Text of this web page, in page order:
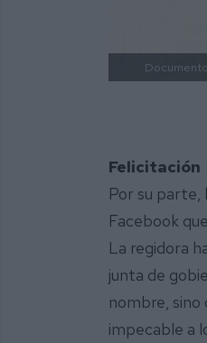
Felicitación
Por su parte,
Facebook
La regidora
junta de
nombre, sino
impecable a